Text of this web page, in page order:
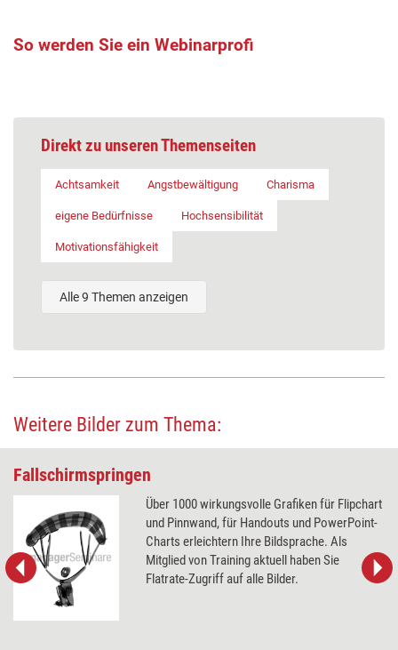
So werden Sie ein Webinarprofi
Direkt zu unseren Themenseiten
Achtsamkeit Angstbewältigung Charisma
eigene Bedürfnisse Hochsensibilität
Motivationsfähigkeit
Alle 9 Themen anzeigen
Weitere Bilder zum Thema:
Fallschirmspringen
Über 1000 wirkungsvolle Grafiken für Flipchart
und Pinnwand, für Handouts und PowerPoint-
Charts erleichtern Ihre Bildsprache. Als
Mitglied von Training aktuell haben Sie
Flatrate-Zugriff auf alle Bilder.